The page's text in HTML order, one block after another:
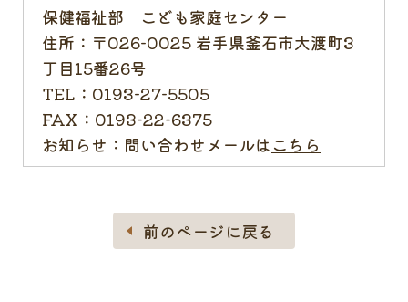
保健福祉部 こども家庭センター
住所： 〒026-0025 岩手県釜石市大渡町3
丁目15番26号
TEL： 0193-27-5505
FAX： 0193-22-6375
お知らせ： 問い合わせメールはこちら
前のページに戻る